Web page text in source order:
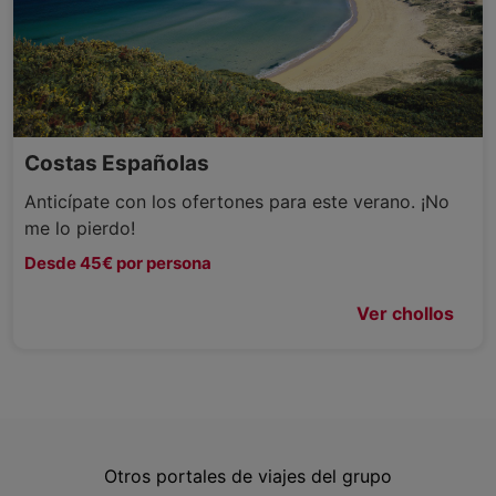
Costas Españolas
Anticípate con los ofertones para este verano. ¡No
me lo pierdo!
Desde 45€ por persona
Ver chollos
Otros portales de viajes del grupo